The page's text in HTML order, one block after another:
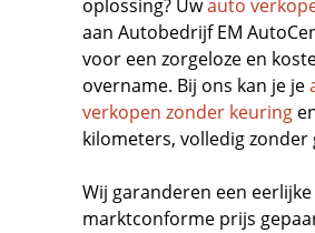
oplossing? Uwauto
aan Autobedrijf EM
voor een zorgeloze en
overname. Bij ons kan je je
verkopen zonder keuring
kilometers, volledig zonder
Wij garanderen een eerlijke
marktconforme prijs